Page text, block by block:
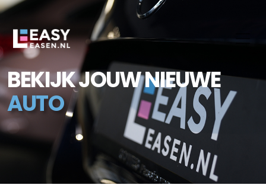
BEKIJK JOUW NIEUWE
AUTO